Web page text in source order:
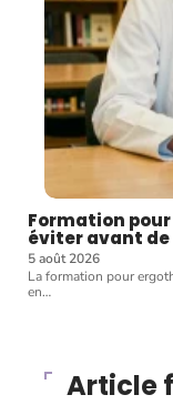
Formation
éviter avant de
5 août 2026
La formation pour
en…
Article